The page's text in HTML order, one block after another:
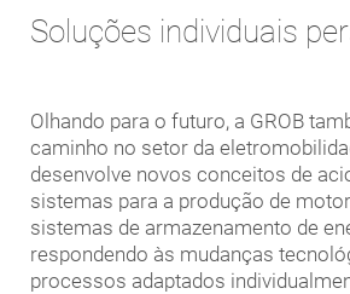
Soluções individuais
Olhando para o futuro, a GROB
caminho no setor da
desenvolve novos conceitos de
sistemas para a produção de
sistemas de armazenamento de
respondendo às mudanças
processos adaptados